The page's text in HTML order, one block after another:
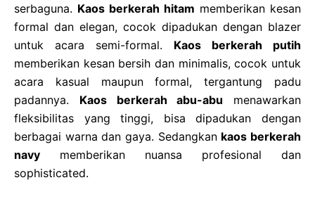
serbaguna. Kaos berkerah hitam memberikan kesan
formal dan elegan, cocok dipadukan dengan blazer
untuk acara semi-formal. Kaos berkerah putih
memberikan kesan bersih dan minimalis, cocok untuk
acara kasual maupun formal, tergantung padu
padannya. Kaos berkerah abu-abu menawarkan
fleksibilitas yang tinggi, bisa dipadukan dengan
berbagai warna dan gaya. Sedangkan kaos berkerah
navy memberikan nuansa profesional dan
sophisticated.